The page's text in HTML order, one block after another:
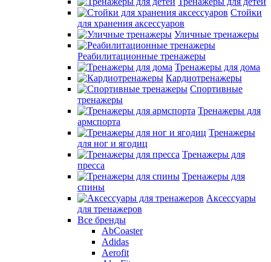
Стойки
для хранения аксессуаров
Уличные тренажеры
Реабилитационные тренажеры
Тренажеры для дома
Кардиотренажеры
Спортивные
тренажеры
Тренажеры для
армспорта
Тренажеры
для ног и ягодиц
Тренажеры для
пресса
Тренажеры для
спины
Аксессуары
для тренажеров
Все бренды
AbCoaster
Adidas
Aerofit